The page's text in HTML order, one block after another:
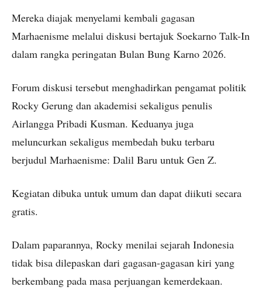
Mereka diajak menyelami kembali gagasan
Marhaenisme melalui diskusi bertajuk Soekarno Talk-In
dalam rangka peringatan Bulan Bung Karno 2026.
Forum diskusi tersebut menghadirkan pengamat politik
Rocky Gerung dan akademisi sekaligus penulis
Airlangga Pribadi Kusman. Keduanya juga
meluncurkan sekaligus membedah buku terbaru
berjudul Marhaenisme: Dalil Baru untuk Gen Z.
Kegiatan dibuka untuk umum dan dapat diikuti secara
gratis.
Dalam paparannya, Rocky menilai sejarah Indonesia
tidak bisa dilepaskan dari gagasan-gagasan kiri yang
berkembang pada masa perjuangan kemerdekaan.